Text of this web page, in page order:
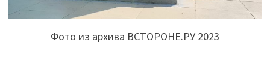
Фото из архива ВСТОРОНЕ.РУ 2023